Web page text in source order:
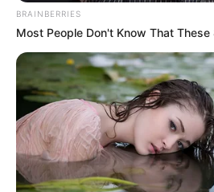
mètres.
BRAINBERRIES
Most People Don't Know That